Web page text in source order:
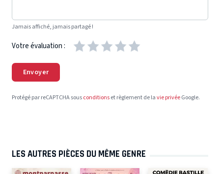
Jamais affiché, jamais partagé !
Votre évaluation :
Envoyer
Protégé par reCAPTCHA sousconditionset règlement de lavie privéeGoogle.
LES AUTRES PIÈCES DU MÊME GENRE